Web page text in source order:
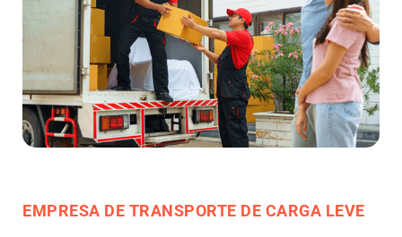
EMPRESA DE TRANSPORTE DE CARGA LEVE